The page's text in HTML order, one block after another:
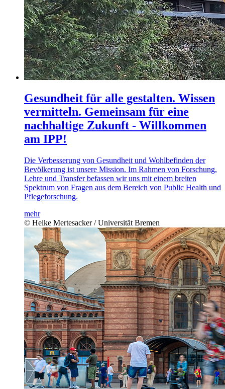
Gesundheit für alle gestalten. Wissen
vermitteln. Gemeinsam für eine
nachhaltige Zukunft - Willkommen
am IPP!
Die Verbesserung von Gesundheit und Wohlbefinden der
Bevölkerung ist unsere Mission. Im Rahmen von Forschung,
Lehre und Transfer befassen wir uns mit einem breiten
Spektrum von Fragen aus dem Bereich von Public Health und
Pflegeforschung.
mehr
© Heike Mertesacker / Universität Bremen